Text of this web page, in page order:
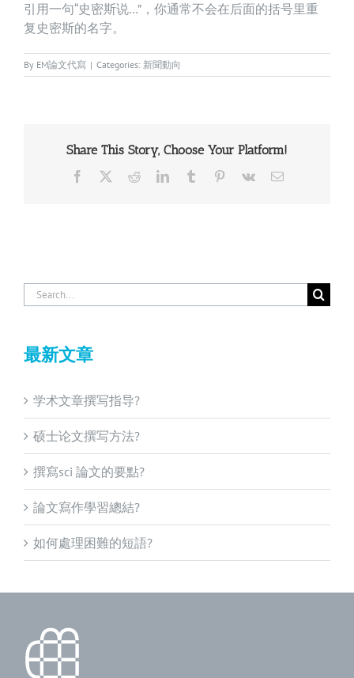
引用一句“史密斯说…”，你通常不会在后面的括号里重
复史密斯的名字。
By EM論文代寫 | Categories: 新聞動向
Share This Story, Choose Your Platform!
Facebook RedditLinkedInTumblr Pinterest
Vk Email
Search
for:
最新文章
学术文章撰写指导?
硕士论文撰写方法?
撰寫sci 論文的要點?
論文寫作學習總結?
如何處理困難的短語?